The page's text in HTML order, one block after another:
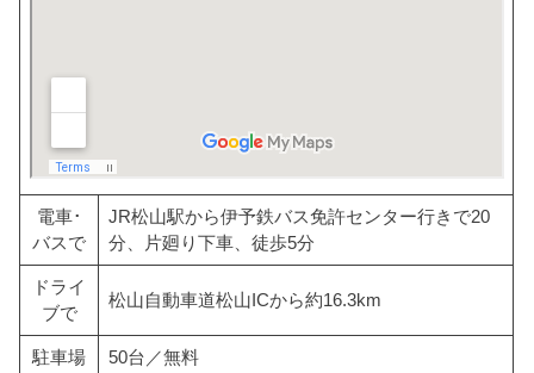
電車･
バスで
JR松山駅から伊予鉄バス免許センター行きで20
分、片廻り下車、徒歩5分
ドライ
ブで
松山自動車道松山ICから約16.3km
駐車場 50台／無料